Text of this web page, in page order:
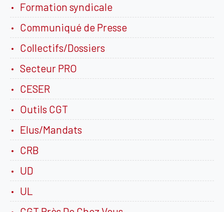
Formation syndicale
Communiqué de Presse
Collectifs/Dossiers
Secteur PRO
CESER
Outils CGT
Elus/Mandats
CRB
UD
UL